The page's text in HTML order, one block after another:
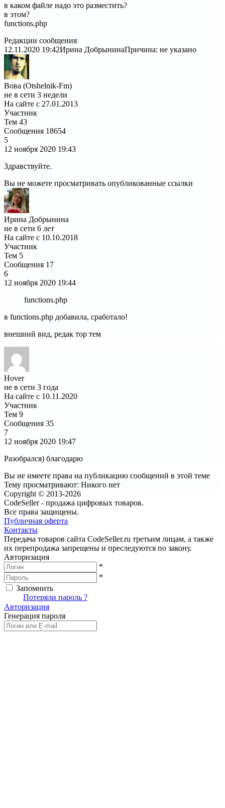
в каком файле надо это разместить?
в этом?
functions.php
Редакции сообщения
12.11.2020 19:42Ирина ДобрынинаПричина: не указано
Вова (Otshelnik-Fm)
не в сети 3 недели
На сайте с 27.01.2013
Участник
Тем 43
Сообщения 18654
5
12 ноября 2020 19:43
Здравствуйте.
Вы не можете просматривать опубликованные ссылки
Ирина Добрынина
не в сети 6 лет
На сайте с 10.10.2018
Участник
Тем 5
Сообщения 17
6
12 ноября 2020 19:44
functions.php
в functions.php добавила, сработало!
внешний вид, редак тор тем
Hover
не в сети 3 года
На сайте с 10.11.2020
Участник
Тем 9
Сообщения 35
7
12 ноября 2020 19:47
Разобрался) благодарю
Вы не имеете права на публикацию сообщений в этой теме
Тему просматривают: Никого нет
Copyright © 2013-2026
CodeSeller - продажа цифровых товаров.
Все права защищены.
Публичная оферта
Контакты
Передача товаров сайта CodeSeller.ru третьим лицам, а также
их перепродажа запрещены и преследуются по закону.
Авторизация
*
*
Запомнить
Потеряли пароль ?
Авторизация
Генерация пароля